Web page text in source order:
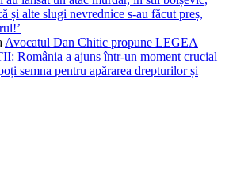
și alte slugi nevrednice s-au făcut preș,
Avocatul Dan Chitic propune LEGEA
România a ajuns într-un moment crucial
semna pentru apărarea drepturilor și